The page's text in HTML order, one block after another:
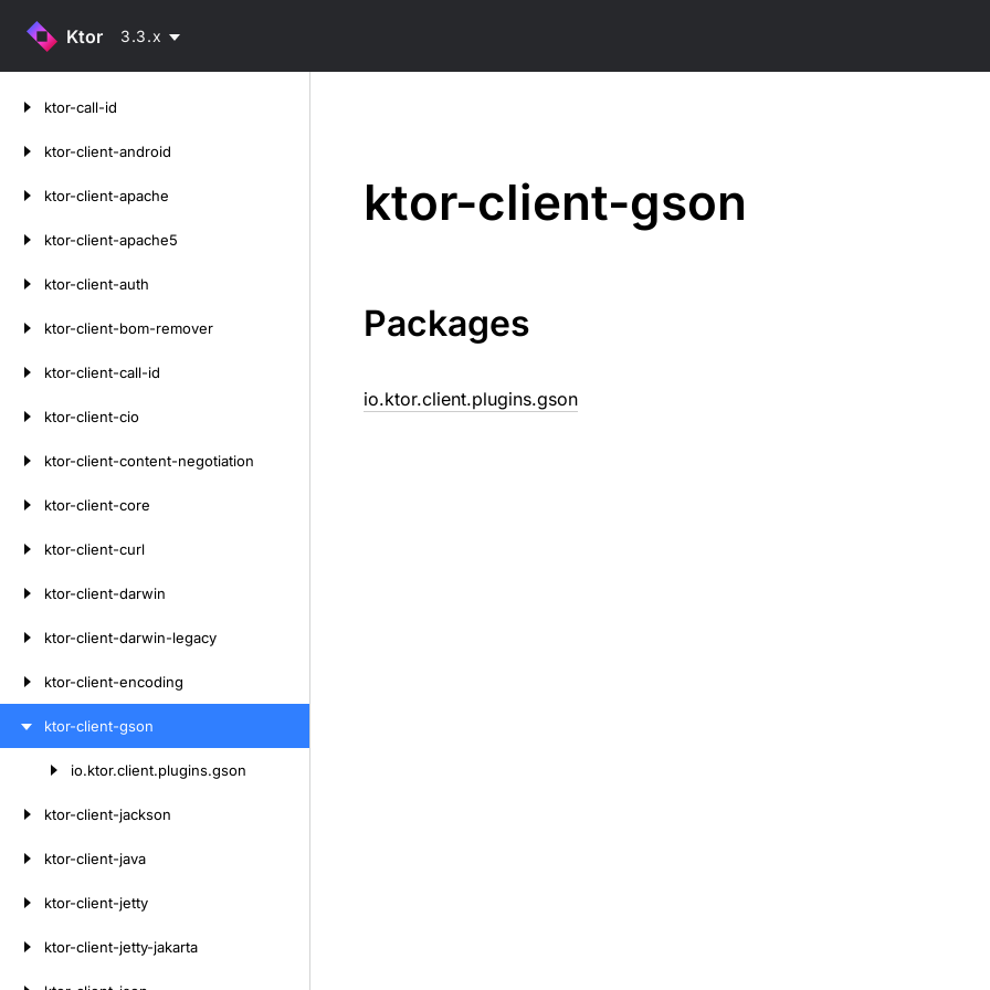
Ktor 3.3.x
ktor-call-id
ktor-client-android
ktor-client-apache
ktor-client-apache5
ktor-client-auth
ktor-client-bom-remover
ktor-client-call-id
ktor-client-cio
ktor-client-content-negotiation
ktor-client-core
ktor-client-curl
ktor-client-darwin
ktor-client-darwin-legacy
ktor-client-encoding
ktor-client-gson
io.ktor.client.plugins.gson
ktor-client-jackson
ktor-client-java
ktor-client-jetty
ktor-client-jetty-jakarta
ktor-client-gson
Packages
io.ktor.client.plugins.gson